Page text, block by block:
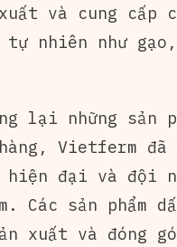
và cung cấp
nhiên như
lại những sản
Vietferm
hiện đại và đội
Các sản phẩm
xuất và đóng